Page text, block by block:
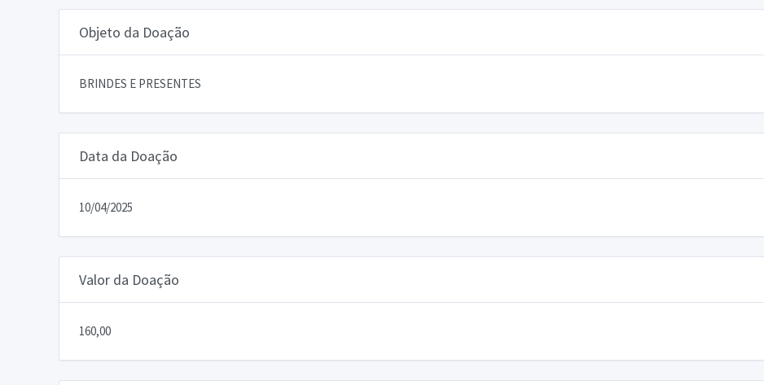
Objeto da Doação
BRINDES E PRESENTES
Data da Doação
10/04/2025
Valor da Doação
160,00